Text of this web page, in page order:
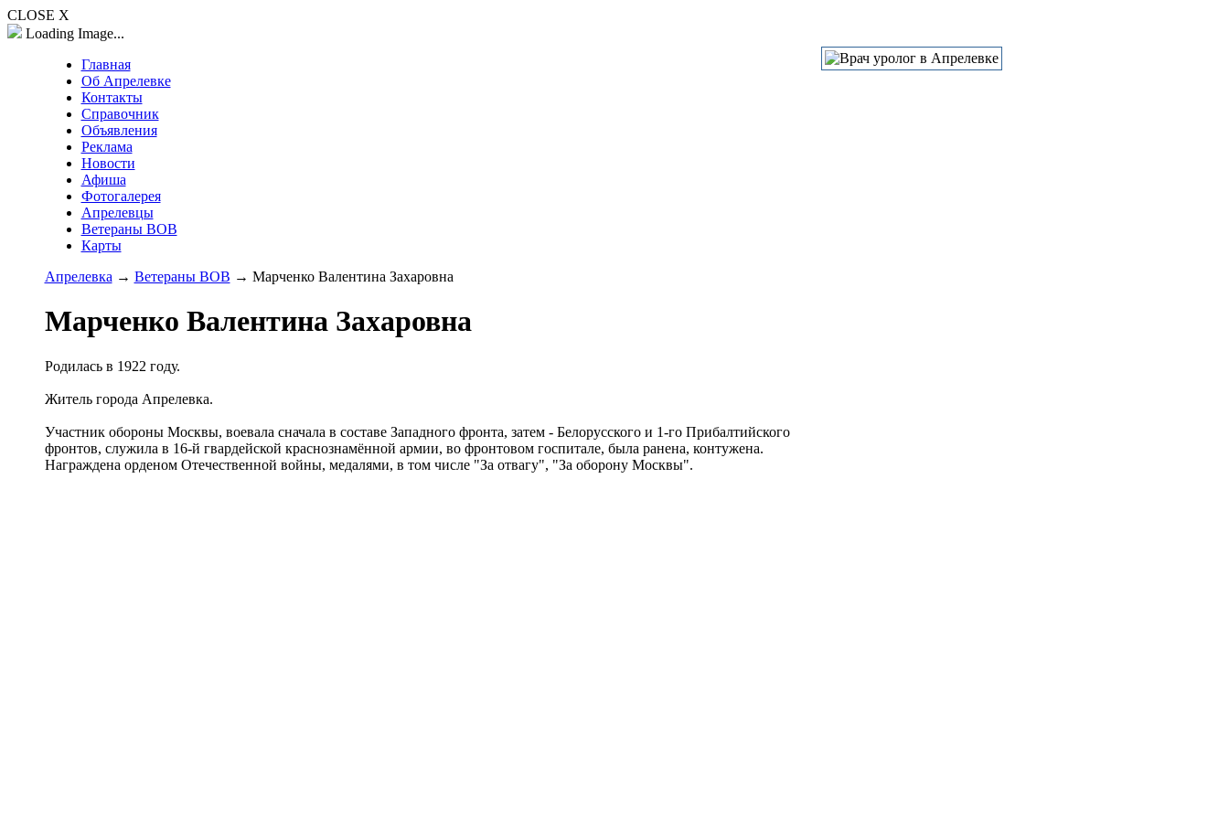
CLOSE X
Loading Image...
Главная
Об Апрелевке
Контакты
Справочник
Объявления
Реклама
Новости
Афиша
Фотогалерея
Апрелевцы
Ветераны ВОВ
Карты
Апрелевка → Ветераны ВОВ → Марченко Валентина Захаровна
Марченко Валентина Захаровна
Родилась в 1922 году.
Житель города Апрелевка.
Участник обороны Москвы, воевала сначала в составе Западного фронта, затем - Белорусского и 1-го Прибалтийского
фронтов, служила в 16-й гвардейской краснознамённой армии, во фронтовом госпитале, была ранена, контужена.
Награждена орденом Отечественной войны, медалями, в том числе "За отвагу", "За оборону Москвы".